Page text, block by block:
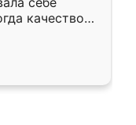
качеством
уже почти